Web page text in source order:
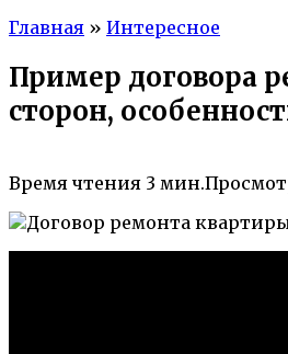
Главная » Интересное
Пример договора
сторон,
Время чтения 3 мин.